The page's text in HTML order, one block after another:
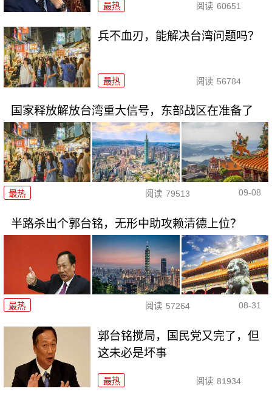
最热 阅读 60651
兵不血刃，能解决台湾问题吗？
最热 阅读 56784
国家释放解放台湾重大信号，东部战区在准备了
最热 阅读 79513 09-08
半路杀出个郭台铭，无形中助攻赖清德上位？
最热 阅读 57264 08-31
郭台铭搅局，国民党又完了，但
这未必是坏事
最热 阅读 81934